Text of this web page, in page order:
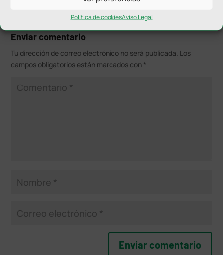
Política de cookiesAviso Legal
Enviar comentario
Tu dirección de correo electrónico no será publicada. Los
campos obligatorios están marcados con *